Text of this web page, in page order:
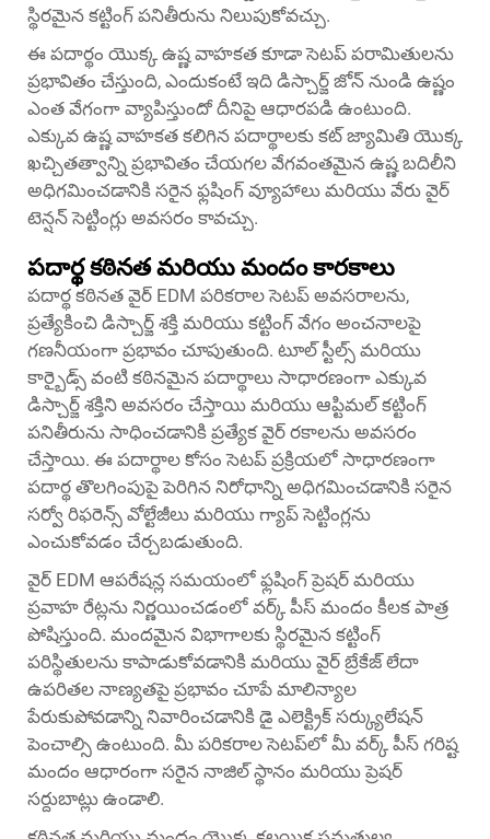
స్థిరమైన కట్టింగ్ పనితీరును నిలుపుకోవచ్చు.
ఈ పదార్థం యొక్క ఉష్ణ వాహకత కూడా సెటప్ పరామితులను
ప్రభావితం చేస్తుంది, ఎందుకంటే ఇది డిస్చార్జ్ జోన్ నుండి ఉష్ణం
ఎంత వేగంగా వ్యాపిస్తుందో దీనిపై ఆధారపడి ఉంటుంది.
ఎక్కువ ఉష్ణ వాహకత కలిగిన పదార్థాలకు కట్ జ్యామితి యొక్క
ఖచ్చితత్వాన్ని ప్రభావితం చేయగల వేగవంతమైన ఉష్ణ బదిలీని
అధిగమించడానికి సరైన ఫ్లషింగ్ వ్యూహాలు మరియు వేరు వైర్
టెన్షన్ సెట్టింగ్లు అవసరం కావచ్చు.
పదార్థ కఠినత మరియు మందం కారకాలు
పదార్థ కఠినత వైర్ EDM పరికరాల సెటప్ అవసరాలను,
ప్రత్యేకించి డిస్చార్జ్ శక్తి మరియు కట్టింగ్ వేగం అంచనాలపై
గణనీయంగా ప్రభావం చూపుతుంది. టూల్ స్టీల్స్ మరియు
కార్బైడ్స్ వంటి కఠినమైన పదార్థాలు సాధారణంగా ఎక్కువ
డిస్చార్జ్ శక్తిని అవసరం చేస్తాయి మరియు ఆప్టిమల్ కట్టింగ్
పనితీరును సాధించడానికి ప్రత్యేక వైర్ రకాలను అవసరం
చేస్తాయి. ఈ పదార్థాల కోసం సెటప్ ప్రక్రియలో సాధారణంగా
పదార్థ తొలగింపుపై పెరిగిన నిరోధాన్ని అధిగమించడానికి సరైన
సర్వో రిఫరెన్స్ వోల్టేజీలు మరియు గ్యాప్ సెట్టింగ్లను
ఎంచుకోవడం చేర్చబడుతుంది.
వైర్ EDM ఆపరేషన్ల సమయంలో ఫ్లషింగ్ ప్రెషర్ మరియు
ప్రవాహ రేట్లను నిర్ణయించడంలో వర్క్ పీస్ మందం కీలక పాత్ర
పోషిస్తుంది. మందమైన విభాగాలకు స్థిరమైన కట్టింగ్
పరిస్థితులను కాపాడుకోవడానికి మరియు వైర్ బ్రేకేజ్ లేదా
ఉపరితల నాణ్యతపై ప్రభావం చూపే మాలిన్యాల
పేరుకుపోవడాన్ని నివారించడానికి డై ఎలెక్ట్రిక్ సర్క్యులేషన్
పెంచాల్సి ఉంటుంది. మీ పరికరాల సెటప్‌లో మీ వర్క్ పీస్ గరిష్ట
మందం ఆధారంగా సరైన నాజిల్ స్థానం మరియు ప్రెషర్
సర్దుబాట్లు ఉండాలి.